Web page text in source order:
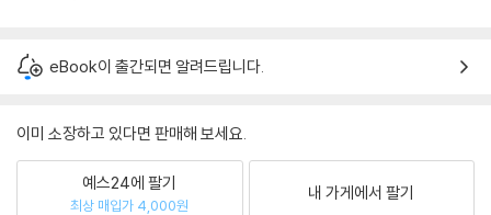
eBook이 출간되면 알려드립니다.
이미 소장하고 있다면 판매해 보세요.
예스24에 팔기
최상 매입가 4,000원
내 가게에서 팔기